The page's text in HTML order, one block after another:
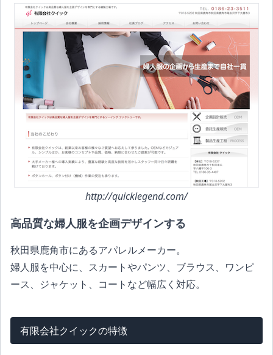
http://quicklegend.com/
高品質な婦人服を企画デザインする
秋田県鹿角市にあるアパレルメーカー。
婦人服を中心に、スカートやパンツ、ブラウス、ワンピ
ース、ジャケット、コートなど幅広く対応。
有限会社クイックの特徴